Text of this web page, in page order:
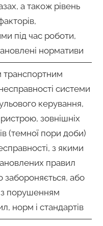
а також рівень
під час роботи,
нормативи
транспортним
системи
керування,
зовнішніх
(темної пори доби)
з якими
правил
забороняється, або
порушенням
норм і стандартів